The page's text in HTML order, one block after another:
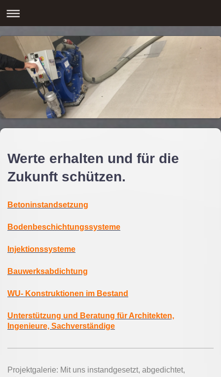
Werte erhalten und für die
Zukunft schützen.
Betoninstandsetzung
Bodenbeschichtungssysteme
Injektionssysteme
Bauwerksabdichtung
WU- Konstruktionen im Bestand
Unterstützung und Beratung für Architekten,
Ingenieure, Sachverständige
Projektgalerie: Mit uns instandgesetzt, abgedichtet,